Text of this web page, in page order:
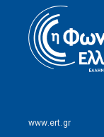
www.ert.gr